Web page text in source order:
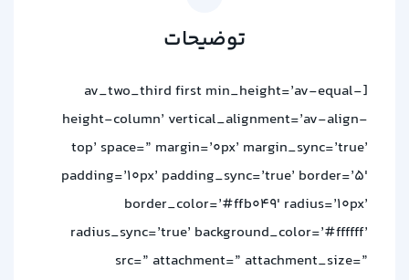
توضیحات
[av_two_third first min_height=’av-equal-
height-column’ vertical_alignment=’av-align-
top’ space=” margin=’0px’ margin_sync=’true’
padding=’10px’ padding_sync=’true’ border=’5′
border_color=’#ffb049′ radius=’10px’
radius_sync=’true’ background_color=’#ffffff’
src=” attachment=” attachment_size=”